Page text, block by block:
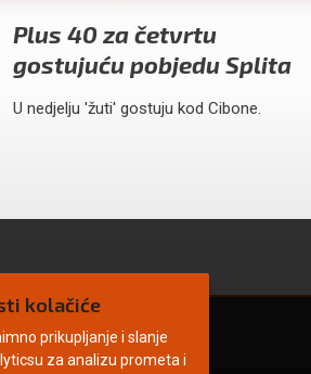
Plus 40 za četvrtu
gostujuću pobjedu Splita
U nedjelju 'žuti' gostuju kod Cibone.
kolačiće
prikupljanje i slanje
za analizu prometa i